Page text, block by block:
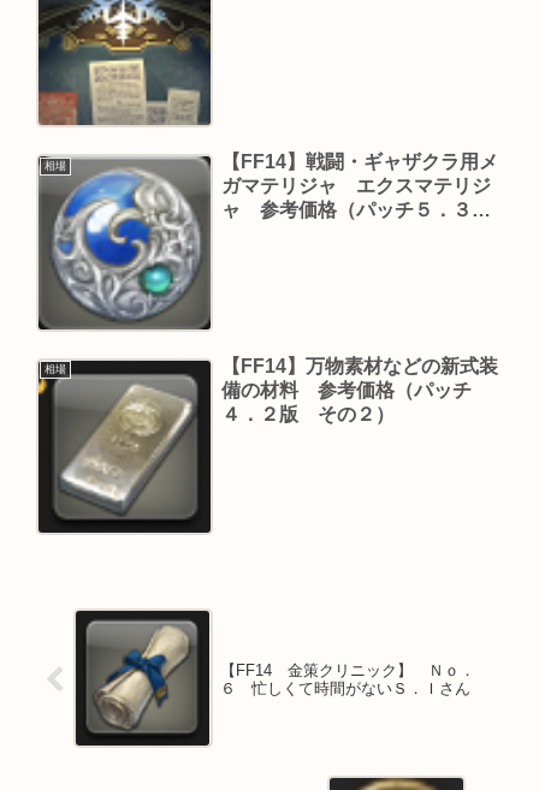
相場
【FF14】戦闘・ギャザクラ用メ
ガマテリジャ エクスマテリジ
ャ 参考価格（パッチ５．３１
相場
【FF14】万物素材などの新式装
備の材料 参考価格（パッチ
４．２版 その２）
【FF14 金策クリニック】 Ｎｏ．
６ 忙しくて時間がないＳ．Ｉさん